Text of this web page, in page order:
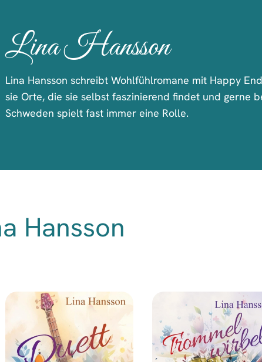
Lina Hansson
Lina Hansson schreibt Wohlfühlromane mit Happy
sie Orte, die sie selbst faszinierend findet und gerne
Schweden spielt fast immer eine Rolle.
Hansson